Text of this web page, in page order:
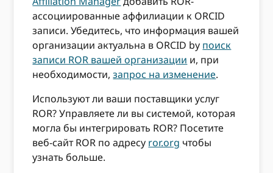
ассоциированные аффилиации к ORCID
записи. Убедитесь, что информация вашей
организации актуальна в ORCID by поиск
записи ROR вашей организации и, при
необходимости,запрос на изменение.
Используют ли ваши поставщики услуг
ROR? Управляете ли вы системой, которая
могла бы интегрировать ROR? Посетите
веб-сайт ROR по адресу ror.org чтобы
узнать больше.